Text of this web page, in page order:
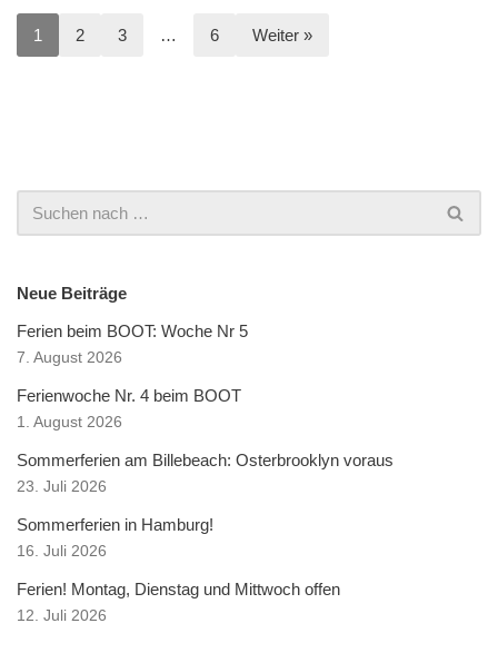
1 2 3 … 6 Weiter »
Neue Beiträge
Ferien beim BOOT: Woche Nr 5
7. August 2026
Ferienwoche Nr. 4 beim BOOT
1. August 2026
Sommerferien am Billebeach: Osterbrooklyn voraus
23. Juli 2026
Sommerferien in Hamburg!
16. Juli 2026
Ferien! Montag, Dienstag und Mittwoch offen
12. Juli 2026